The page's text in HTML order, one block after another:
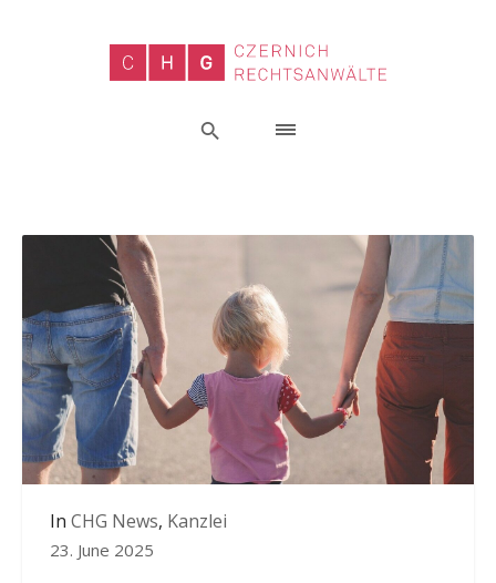
In CHG News, Kanzlei
23. June 2025